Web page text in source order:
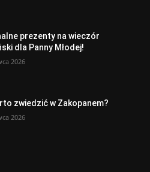
prezenty na wieczór
dla Panny Młodej!
2026
zwiedzić w Zakopanem?
2026